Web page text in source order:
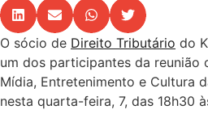
O sócio de Direito Tributário do
um dos participantes da reunião
Mídia, Entretenimento e Cultura
nesta quarta-feira, 7, das 18h30